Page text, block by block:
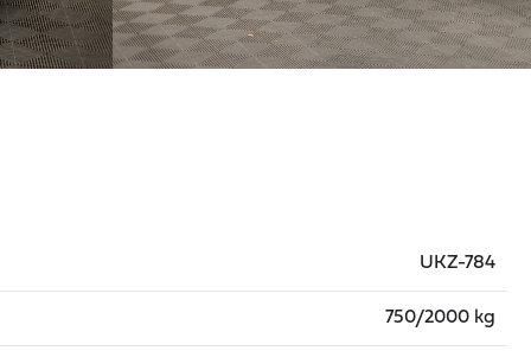
UKZ-784
750/2000 kg